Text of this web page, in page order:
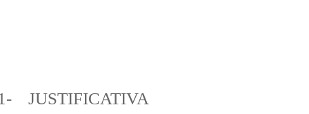
JUSTIFICATIVA